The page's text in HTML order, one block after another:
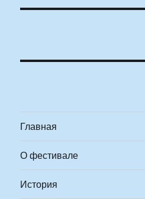
Главная
О фестивале
История